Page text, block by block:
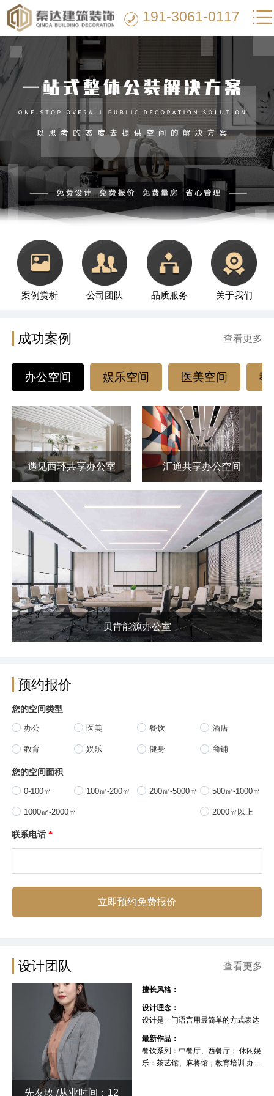
191-3061-0117
案例赏析 公司团队 品质服务 关于我们
成功案例 查看更多
办公空间 娱乐空间 医美空间 教
遇见西环共享办公室 汇通共享办公空间
贝肯能源办公室
预约报价
您的空间类型
办公 医美 餐饮 酒店
教育 娱乐 健身 商铺
您的空间面积
0-100㎡ 100㎡-200㎡ 200㎡-5000㎡ 500㎡-1000㎡
1000㎡-2000㎡ 2000㎡以上
联系电话 *
立即预约免费报价
设计团队 查看更多
先友玫 /从业时间：12
擅长风格：
设计理念：
设计是一门语言用最简单的方式表达
最新作品：
餐饮系列：中餐厅、西餐厅； 休闲娱
乐：茶艺馆、麻将馆；教育培训 办公